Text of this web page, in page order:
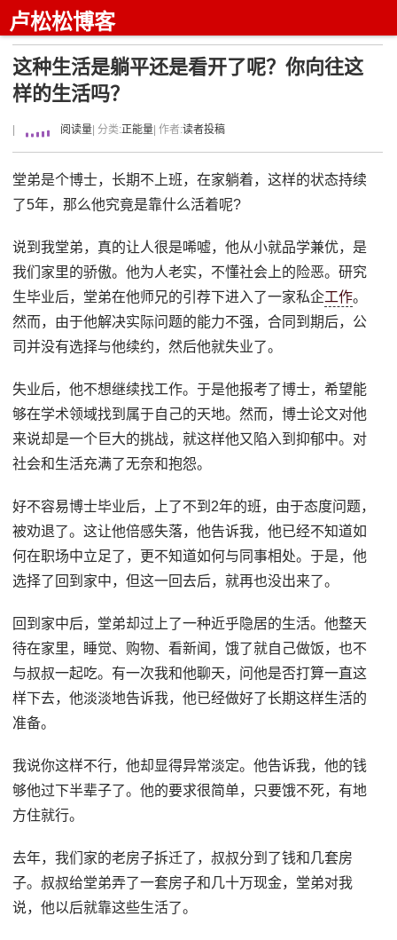
卢松松博客
这种生活是躺平还是看开了呢？你向往这
样的生活吗？
阅读量 | 分类:正能量 | 作者:读者投稿
堂弟是个博士，长期不上班，在家躺着，这样的状态持续
了5年，那么他究竟是靠什么活着呢?
说到我堂弟，真的让人很是唏嘘，他从小就品学兼优，是
我们家里的骄傲。他为人老实，不懂社会上的险恶。研究
生毕业后，堂弟在他师兄的引荐下进入了一家私企工作。
然而，由于他解决实际问题的能力不强，合同到期后，公
司并没有选择与他续约，然后他就失业了。
失业后，他不想继续找工作。于是他报考了博士，希望能
够在学术领域找到属于自己的天地。然而，博士论文对他
来说却是一个巨大的挑战，就这样他又陷入到抑郁中。对
社会和生活充满了无奈和抱怨。
好不容易博士毕业后，上了不到2年的班，由于态度问题，
被劝退了。这让他倍感失落，他告诉我，他已经不知道如
何在职场中立足了，更不知道如何与同事相处。于是，他
选择了回到家中，但这一回去后，就再也没出来了。
回到家中后，堂弟却过上了一种近乎隐居的生活。他整天
待在家里，睡觉、购物、看新闻，饿了就自己做饭，也不
与叔叔一起吃。有一次我和他聊天，问他是否打算一直这
样下去，他淡淡地告诉我，他已经做好了长期这样生活的
准备。
我说你这样不行，他却显得异常淡定。他告诉我，他的钱
够他过下半辈子了。他的要求很简单，只要饿不死，有地
方住就行。
去年，我们家的老房子拆迁了，叔叔分到了钱和几套房
子。叔叔给堂弟弄了一套房子和几十万现金，堂弟对我
说，他以后就靠这些生活了。